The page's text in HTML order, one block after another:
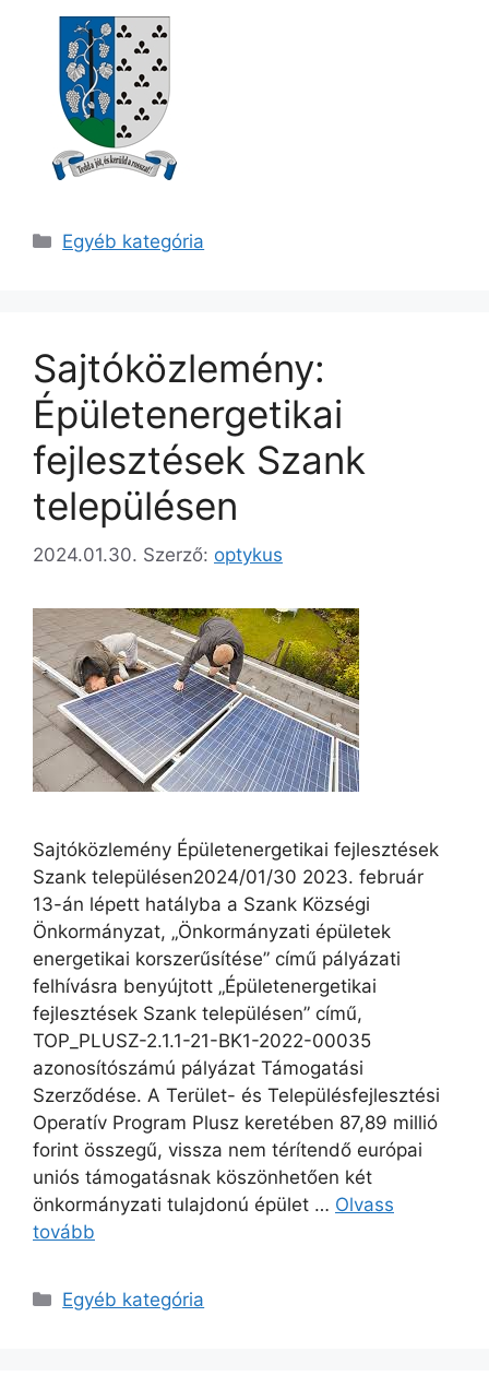
Egyéb kategória
Sajtóközlemény:
Épületenergetikai
fejlesztések Szank
településen
2024.01.30. Szerző: optykus
Sajtóközlemény Épületenergetikai fejlesztések
Szank településen2024/01/30 2023. február
13-án lépett hatályba a Szank Községi
Önkormányzat, „Önkormányzati épületek
energetikai korszerűsítése” című pályázati
felhívásra benyújtott „Épületenergetikai
fejlesztések Szank településen” című,
TOP_PLUSZ-2.1.1-21-BK1-2022-00035
azonosítószámú pályázat Támogatási
Szerződése. A Terület- és Településfejlesztési
Operatív Program Plusz keretében 87,89 millió
forint összegű, vissza nem térítendő európai
uniós támogatásnak köszönhetően két
önkormányzati tulajdonú épület … Olvass
tovább
Egyéb kategória